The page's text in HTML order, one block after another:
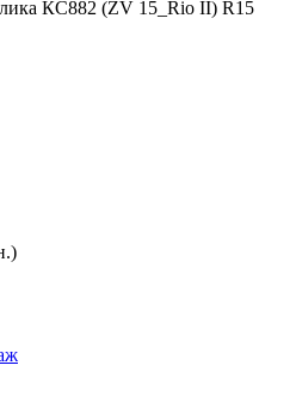
КС882 (ZV 15_Rio II) R15